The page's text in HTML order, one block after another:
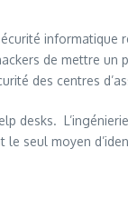
informatique
de mettre un
des centres
seul moyen